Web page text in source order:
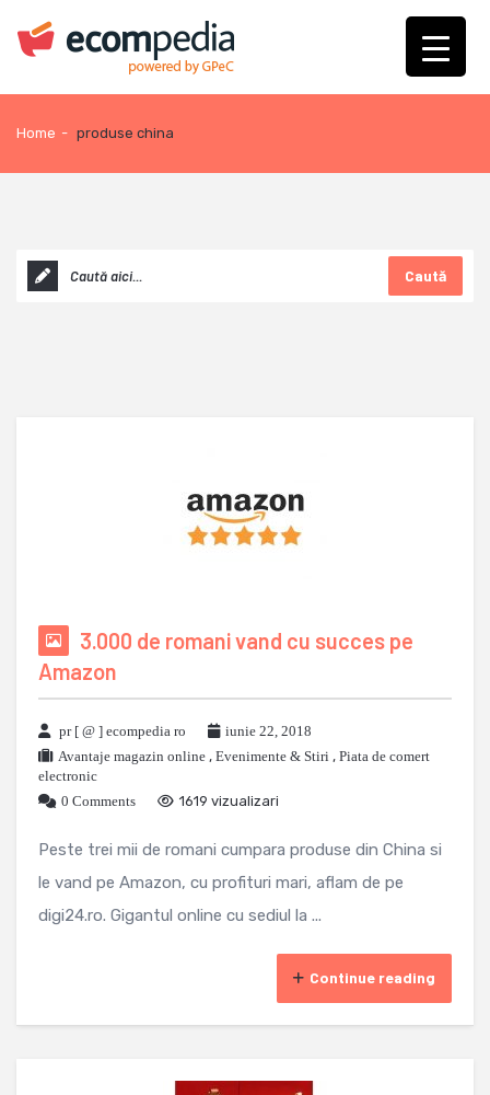
Home - produse china
Caută
3.000 de romani vand cu succes pe
Amazon
pr [ @ ] ecompedia ro
iunie 22, 2018
Avantaje magazin online , Evenimente & Stiri , Piata de comert
electronic
0 Comments
1619 vizualizari
Peste trei mii de romani cumpara produse din China si
le vand pe Amazon, cu profituri mari, aflam de pe
digi24.ro. Gigantul online cu sediul la ...
Continue reading